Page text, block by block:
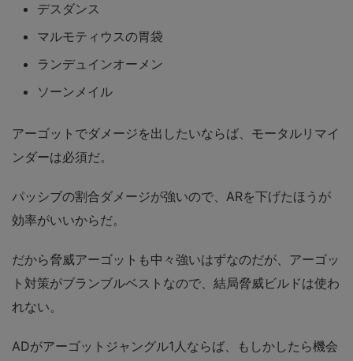
デスダンス
マルモティウスの胃袋
ランデュインオーメン
ソーンメイル
アーゴットでダメージを出したいならば、モータルリマイ
ンダーは必須だ。
パッシブの割合ダメージが強いので、ARを下げたほうが
効率がいいからだ。
だから脅威アーゴットも中々強いはずなのだが、アーゴッ
ト対策がブランブルベストなので、結局脅威ビルドは使わ
れない。
ADがアーゴットジャングル1人ならば、もしかしたら機会